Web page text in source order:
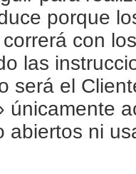
porque
con
las
será el
únicamente
abiertos ni